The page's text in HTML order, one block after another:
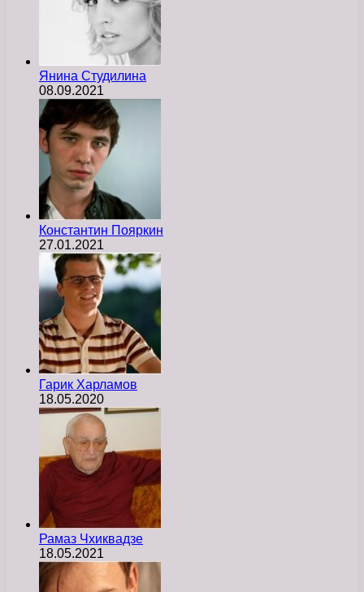
Янина Студилина
08.09.2021
Константин Пояркин
27.01.2021
Гарик Харламов
18.05.2020
Рамаз Чхиквадзе
18.05.2021